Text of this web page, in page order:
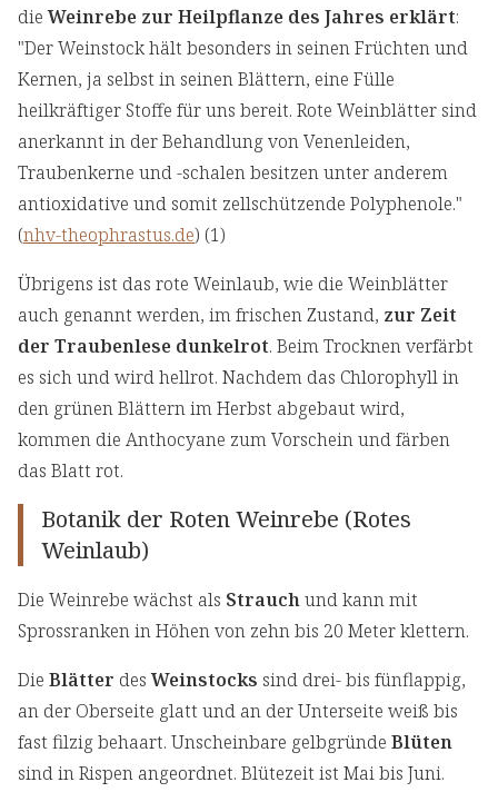
dieWeinrebe zur Heilpflanze des Jahres erklärt:
"Der Weinstock hält besonders in seinen Früchten und
Kernen, ja selbst in seinen Blättern, eine Fülle
heilkräftiger Stoffe für uns bereit. Rote Weinblätter sind
anerkannt in der Behandlung von Venenleiden,
Traubenkerne und -schalen besitzen unter anderem
antioxidative und somit zellschützende Polyphenole."
(nhv-theophrastus.de) (1)
Übrigens ist das rote Weinlaub, wie die Weinblätter
auch genannt werden, im frischen Zustand, zur Zeit
der Traubenlese dunkelrot. Beim Trocknen verfärbt
es sich und wird hellrot. Nachdem das Chlorophyll in
den grünen Blättern im Herbst abgebaut wird,
kommen die Anthocyane zum Vorschein und färben
das Blatt rot.
Botanik der Roten Weinrebe (Rotes
Weinlaub)
Die Weinrebe wächst als Strauchund kann mit
Sprossranken in Höhen von zehn bis 20 Meter klettern.
Die Blätter desWeinstocks sind drei- bis fünflappig,
an der Oberseite glatt und an der Unterseite weiß bis
fast filzig behaart. Unscheinbare gelbgründe Blüten
sind in Rispen angeordnet. Blütezeit ist Mai bis Juni.